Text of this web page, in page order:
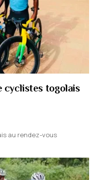
cyclistes togolais
au rendez-vous